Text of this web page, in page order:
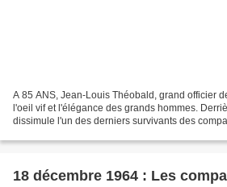
A 85 ANS, Jean-Louis Théobald, grand officier
l'oeil vif et l'élégance des grands hommes.
dissimule l'un des derniers survivants des
18 décembre 1964 : Les